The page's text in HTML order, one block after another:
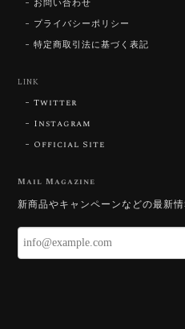
ずっと待ち望んでいたカッ
いです。 ウルウルとギラギ
る不思議なカットだと感じ
お問い合わせ
プライバシーポリシー
特定商取引法に基づく表記
LINK
Twitter
Instagram
Official Site
Mail Magazine
新商品やキャンペーンなどの最新情